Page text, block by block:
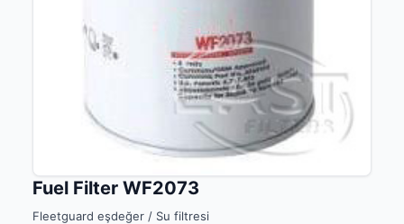
Fuel Filter WF2073
Fleetguard eşdeğer / Su filtresi